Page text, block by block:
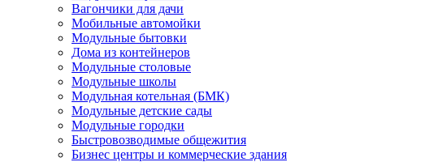
Вагончики для дачи
Мобильные автомойки
Модульные бытовки
Дома из контейнеров
Модульные столовые
Модульные школы
Модульная котельная (БМК)
Модульные детские сады
Модульные городки
Быстровозводимые общежития
Бизнес центры и коммерческие здания